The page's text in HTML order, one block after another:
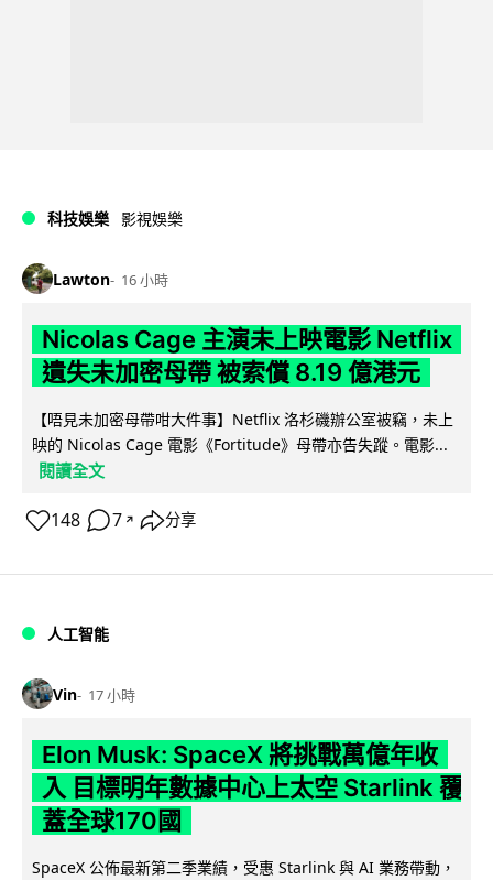
科技娛樂 影視娛樂
Lawton 16 小時
Nicolas Cage 主演未上映電影 Netflix
遺失未加密母帶 被索償 8.19 億港元
【唔見未加密母帶咁大件事】Netflix 洛杉磯辦公室被竊，未上
映的 Nicolas Cage 電影《Fortitude》母帶亦告失蹤。電影...
閱讀全文
148 7 ↗ 分享
人工智能
Vin 17 小時
Elon Musk: SpaceX 將挑戰萬億年收
入 目標明年數據中心上太空 Starlink 覆
蓋全球170國
SpaceX 公佈最新第二季業績，受惠 Starlink 與 AI 業務帶動，